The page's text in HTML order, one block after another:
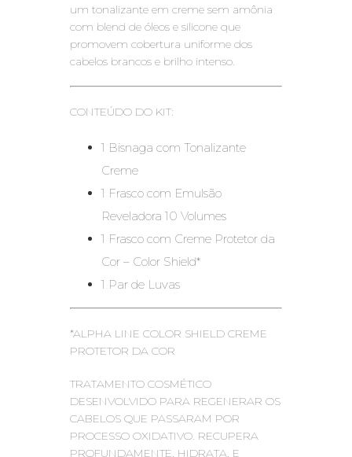
um tonalizante em creme sem amônia
com blend de óleos e silicone que
promovem cobertura uniforme dos
cabelos brancos e brilho intenso.
CONTEÚDO DO KIT:
1 Bisnaga com Tonalizante
Creme
1 Frasco com Emulsão
Reveladora 10 Volumes
1 Frasco com Creme Protetor da
Cor – Color Shield*
1 Par de Luvas
*ALPHA LINE COLOR SHIELD CREME
PROTETOR DA COR
TRATAMENTO COSMÉTICO
DESENVOLVIDO PARA REGENERAR OS
CABELOS QUE PASSARAM POR
PROCESSO OXIDATIVO. RECUPERA
PROFUNDAMENTE, HIDRATA, E